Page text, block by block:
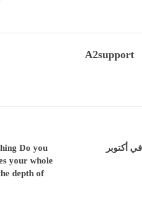
A2support
Do you
your whole
depth of